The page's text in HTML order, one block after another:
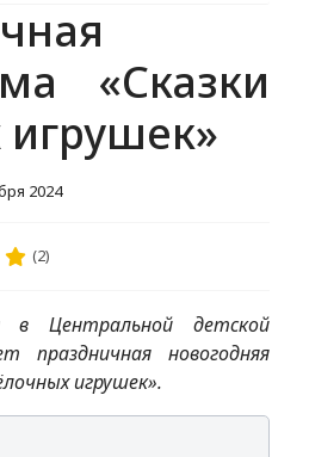
«Сказки
2024
(2)
Центральной детской
праздничная новогодняя
игрушек».